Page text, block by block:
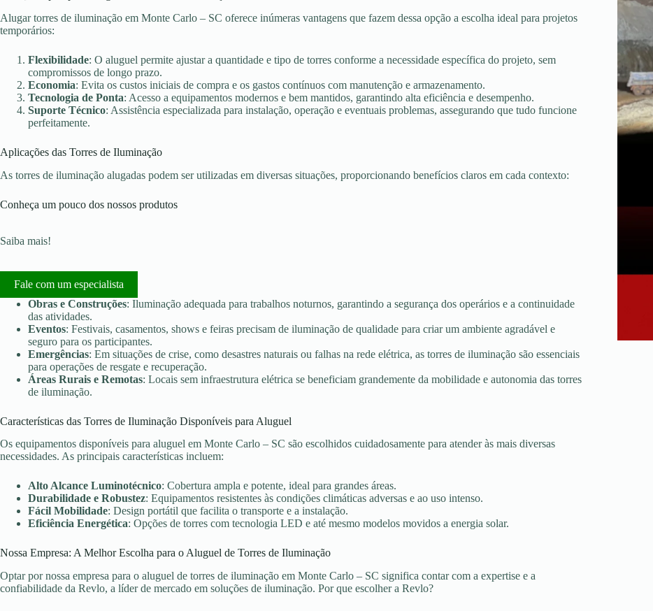
Alugar torres de iluminação em Monte Carlo – SC oferece inúmeras vantagens que fazem dessa opção a escolha ideal para projetos
temporários:
Flexibilidade: O aluguel permite ajustar a quantidade e tipo de torres conforme a necessidade específica do projeto, sem
compromissos de longo prazo.
Economia: Evita os custos iniciais de compra e os gastos contínuos com manutenção e armazenamento.
Tecnologia de Ponta: Acesso a equipamentos modernos e bem mantidos, garantindo alta eficiência e desempenho.
Suporte Técnico: Assistência especializada para instalação, operação e eventuais problemas, assegurando que tudo funcione
perfeitamente.
Aplicações das Torres de Iluminação
As torres de iluminação alugadas podem ser utilizadas em diversas situações, proporcionando benefícios claros em cada contexto:
Conheça um pouco dos nossos produtos
Saiba mais!
Fale com um especialista
Obras e Construções: Iluminação adequada para trabalhos noturnos, garantindo a segurança dos operários e a continuidade
das atividades.
Eventos: Festivais, casamentos, shows e feiras precisam de iluminação de qualidade para criar um ambiente agradável e
seguro para os participantes.
Emergências: Em situações de crise, como desastres naturais ou falhas na rede elétrica, as torres de iluminação são essenciais
para operações de resgate e recuperação.
Áreas Rurais e Remotas: Locais sem infraestrutura elétrica se beneficiam grandemente da mobilidade e autonomia das torres
de iluminação.
Características das Torres de Iluminação Disponíveis para Aluguel
Os equipamentos disponíveis para aluguel em Monte Carlo – SC são escolhidos cuidadosamente para atender às mais diversas
necessidades. As principais características incluem:
Alto Alcance Luminotécnico: Cobertura ampla e potente, ideal para grandes áreas.
Durabilidade e Robustez: Equipamentos resistentes às condições climáticas adversas e ao uso intenso.
Fácil Mobilidade: Design portátil que facilita o transporte e a instalação.
Eficiência Energética: Opções de torres com tecnologia LED e até mesmo modelos movidos a energia solar.
Nossa Empresa: A Melhor Escolha para o Aluguel de Torres de Iluminação
Optar por nossa empresa para o aluguel de torres de iluminação em Monte Carlo – SC significa contar com a expertise e a
confiabilidade da Revlo, a líder de mercado em soluções de iluminação. Por que escolher a Revlo?